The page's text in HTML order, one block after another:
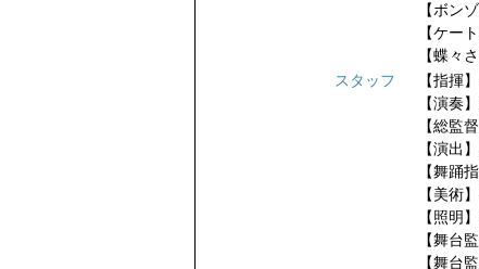
【ボン
【ケー
【蝶々
スタッフ
【指揮】
【演奏】
【総監
【演出】
【舞踊
【美術】
【照明】
【舞台
【舞台